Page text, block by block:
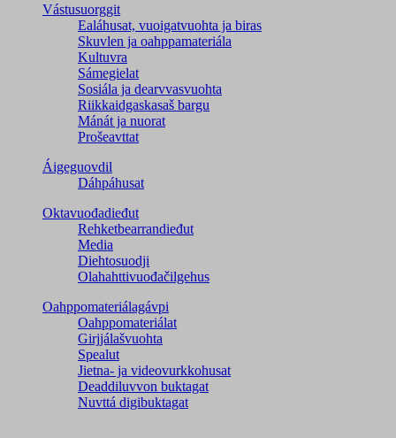
Vástusuorggit
Ealáhusat, vuoigatvuohta ja biras
Skuvlen ja oahppamateriála
Kultuvra
Sámegielat
Sosiála ja dearvvasvuohta
Riikkaidgaskasaš bargu
Mánát ja nuorat
Prošeavttat
Áigeguovdil
Dáhpáhusat
Oktavuođadieđut
Rehketbearrandieđut
Media
Diehtosuodji
Olahahttivuođačilgehus
Oahppomateriálagávpi
Oahppomateriálat
Girjjálašvuohta
Spealut
Jietna- ja videovurkkohusat
Deaddiluvvon buktagat
Nuvttá digibuktagat